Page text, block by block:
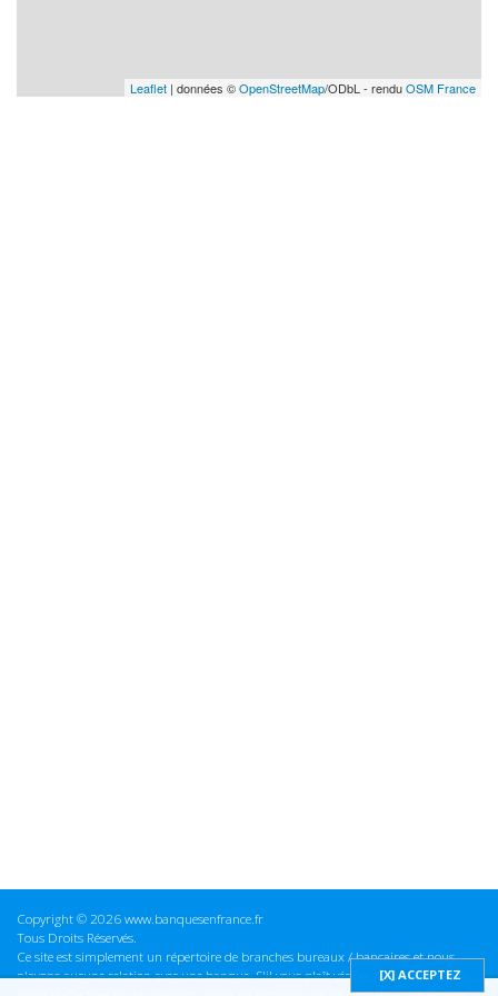
Leaflet | données ©OpenStreetMap/ODbL - renduOSM France
Copyright © 2026 www.banquesenfrance.fr
Tous Droits Réservés.
Ce site est simplement un répertoire de branches bureaux / bancaires et nous
n'avons aucune relation avec une banque. S'il vous plaît vérifier ces informations